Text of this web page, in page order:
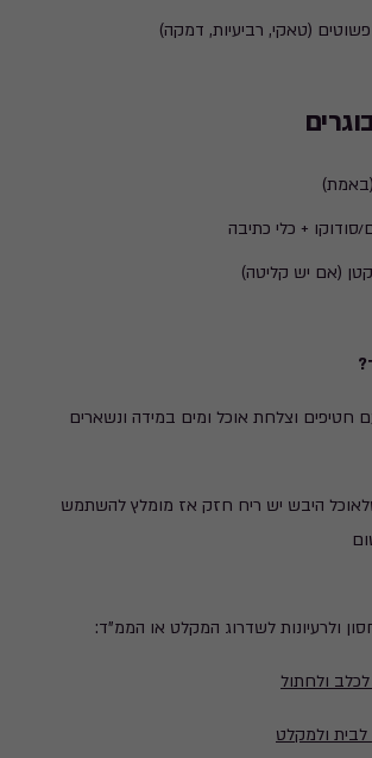
(טאקי, רביעיות, דמקה)
+ כלי כתיבה
(אם יש קליטה)
חטיפים וצלחת אוכל ומים במידה ונשארים
היבש יש ריח חזק אז מומלץ להשתמש
ולרעיונות לשדרוג המקלט או הממ"ד:
ולחתול
לבית ולמקלט